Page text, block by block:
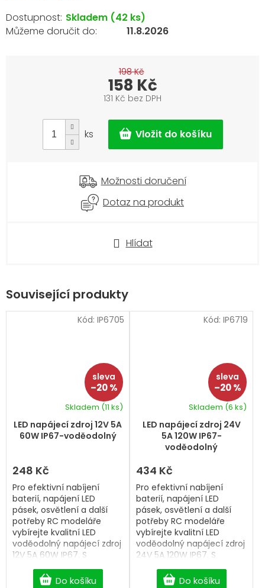
Hlídat
Skladem (42 ks)
11.8.2026
198 Kč
158 Kč
131 Kč bez DPH
cena:
ks
Možnosti doručení
Dotaz na produkt
Související produkty
–20 %
LED napájecí zdroj 12V 5A
60W IP67-voděodolný
hodnocení
produktu
z
hvězdiček.
Skladem (11 ks)
248 Kč
Do košíku
Pro efektivní nabíjení
baterií, napájení LED
pásek, osvětlení a další
potřeby RC modeláře
vybírejte kvalitní LED
voděodolný napájecí zdroj
12V 5A 60W IP67. S
dopravou zdarma od 2
500 Kč.
Kód: IP6705
–20 %
LED napájecí zdroj 24V
5A 120W IP67-
voděodolný
Skladem (6 ks)
434 Kč
Do košíku
Pro efektivní nabíjení
baterií, napájení LED
pásek, osvětlení a další
potřeby RC modeláře
vybírejte kvalitní LED
voděodolný napájecí zdroj
24V 5A 120W IP67. S
dopravou zdarma od 2
500 Kč.
Kód: IP6719